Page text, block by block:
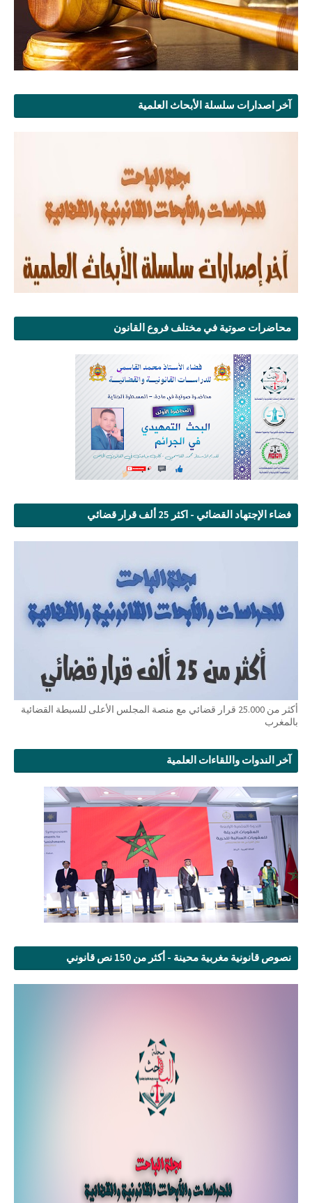
آخر اصدارات سلسلة الأبحاث العلمية
محاضرات صوتية في مختلف فروع القانون
فضاء الإجتهاد القضائي - اكثر 25 ألف قرار قضائي
أكثر من 25.000 قرار قضائي مع منصة المجلس الأعلى للسبطة القضائية
بالمغرب
آخر الندوات واللقاءات العلمية
نصوص قانونية مغربية محينة - أكثر من 150 نص قانوني